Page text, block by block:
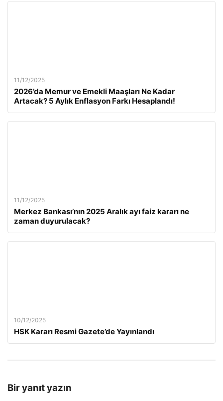
11/12/2025
2026’da Memur ve Emekli Maaşları Ne Kadar
Artacak? 5 Aylık Enflasyon Farkı Hesaplandı!
11/12/2025
Merkez Bankası’nın 2025 Aralık ayı faiz kararı ne
zaman duyurulacak?
10/12/2025
HSK Kararı Resmi Gazete’de Yayınlandı
Bir yanıt yazın